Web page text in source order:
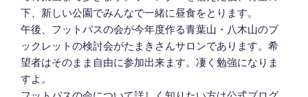
下、新しい公園でみんなで一緒に昼食をとります。
午後、フットパスの会が今年度作る青葉山・八木山のブ
ックレットの検討会がたまきさんサロンであります。希
望者はそのまま自由に参加出来ます。凄く勉強になりま
すよ。